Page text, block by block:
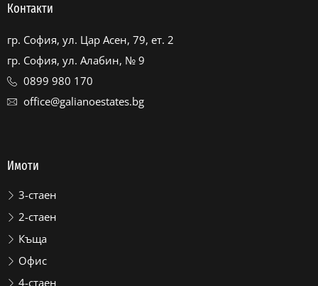
Контакти
гр. София, ул. Цар Асен, 79, ет. 2
гр. София, ул. Алабин, № 9
0899 980 170
office@galianoestates.bg
Имоти
3-стаен
2-стаен
Къща
Офис
4-стаен